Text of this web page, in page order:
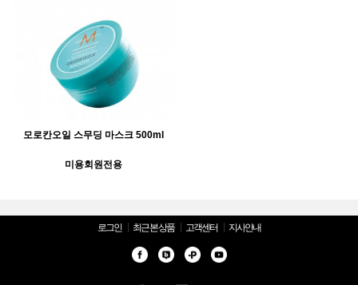
모로칸오일 스무딩 마스크 500ml
미용회원전용
로그인 최근 본 상품 고객센터 지사안내